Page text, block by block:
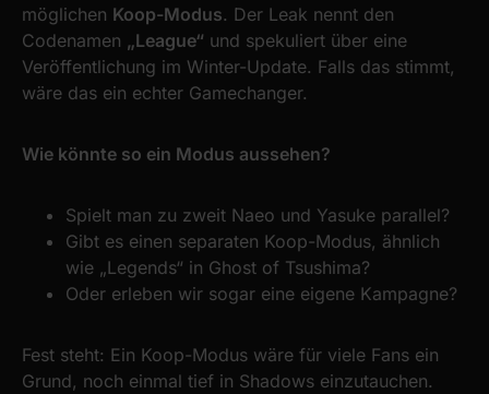
möglichen Koop-Modus. Der Leak nennt den
Codenamen „League“ und spekuliert über eine
Veröffentlichung im Winter-Update. Falls das stimmt,
wäre das ein echter Gamechanger.
Wie könnte so ein Modus aussehen?
Spielt man zu zweit Naeo und Yasuke parallel?
Gibt es einen separaten Koop-Modus, ähnlich
wie „Legends“ in Ghost of Tsushima?
Oder erleben wir sogar eine eigene Kampagne?
Fest steht: Ein Koop-Modus wäre für viele Fans ein
Grund, noch einmal tief in Shadows einzutauchen.